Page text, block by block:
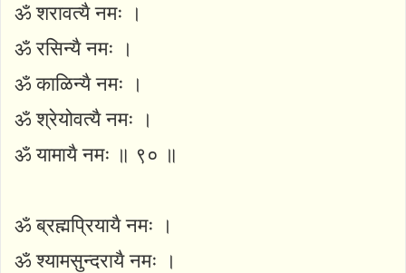
ॐ शरावत्यै नमः ।
ॐ रसिन्यै नमः ।
ॐ काळिन्यै नमः ।
ॐ श्रेयोवत्यै नमः ।
ॐ यामायै नमः ॥ ९० ॥
ॐ ब्रह्मप्रियायै नमः ।
ॐ श्यामसुन्दरायै नमः ।